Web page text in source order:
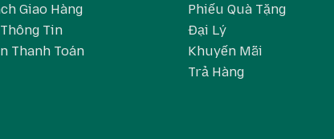
cỡ lớn, bền đẹp, in sắc nét. Giải pháp tối ưu cho vận
Giao Hàng
Tin
Thanh Toán
Phiếu Quà Tặng
Đại Lý
Khuyến Mãi
Trả Hàng